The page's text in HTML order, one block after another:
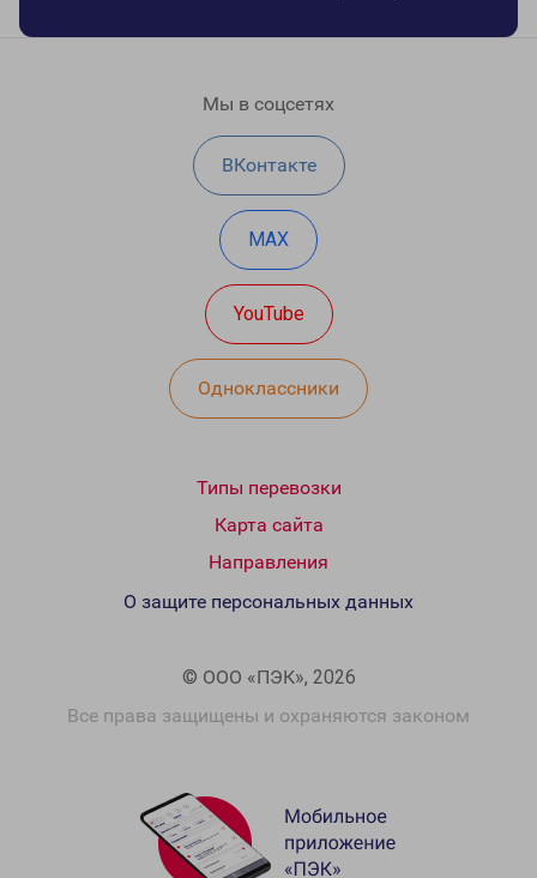
Мы в соцсетях
ВКонтакте
MAX
YouTube
Одноклассники
Типы перевозки
Карта сайта
Направления
© ООО «ПЭК», 2026
Все права защищены и охраняются законом
О защите персональных данных